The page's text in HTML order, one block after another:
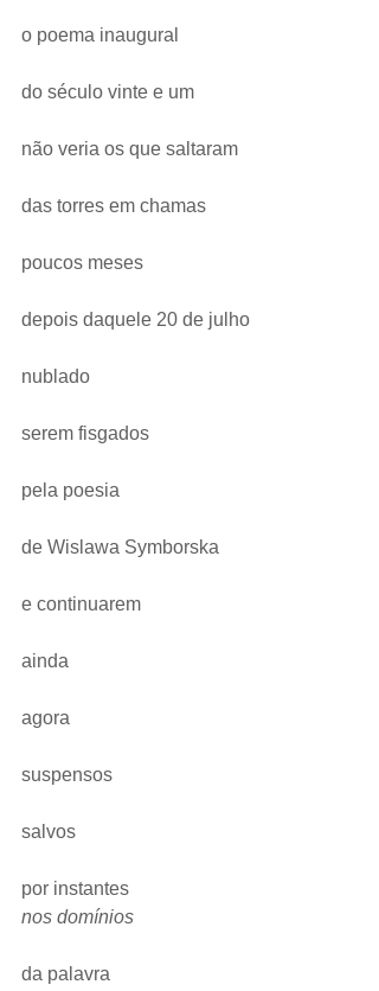
o poema inaugural
do século vinte e um
não veria os que saltaram
das torres em chamas
poucos meses
depois daquele 20 de julho
nublado
serem fisgados
pela poesia
de Wislawa Symborska
e continuarem
ainda
agora
suspensos
salvos
por instantes
nos domínios
da palavra